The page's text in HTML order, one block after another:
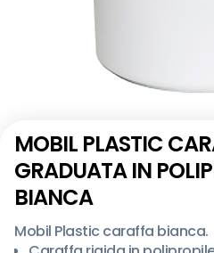
MOBIL PLASTIC
GRADUATA IN
BIANCA
Mobil Plastic caraffa bianca.